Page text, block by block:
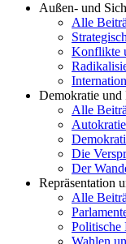
Außen- und
Alle
Konflikte
Demokratie und
Alle
Die
Der
Repräsentation
Alle
Wahlen